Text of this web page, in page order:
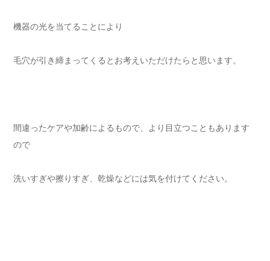
機器の光を当てることにより
毛穴が引き締まってくるとお考えいただけたらと思います。
間違ったケアや加齢によるもので、より目立つこともあります
ので
洗いすぎや擦りすぎ、乾燥などには気を付けてください。